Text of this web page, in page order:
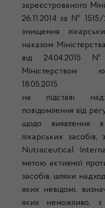
зареєстрованого
26.11.2014 за № 1515/
знищення
наказом
від 24.04.2015
Міністерством
18.05.2015
на підставі
повідомлення від
щодо виявлення в
лікарських
Nutraceutical
метою активної
засобів, шляхи
яких невідомі,
яких неможливо,